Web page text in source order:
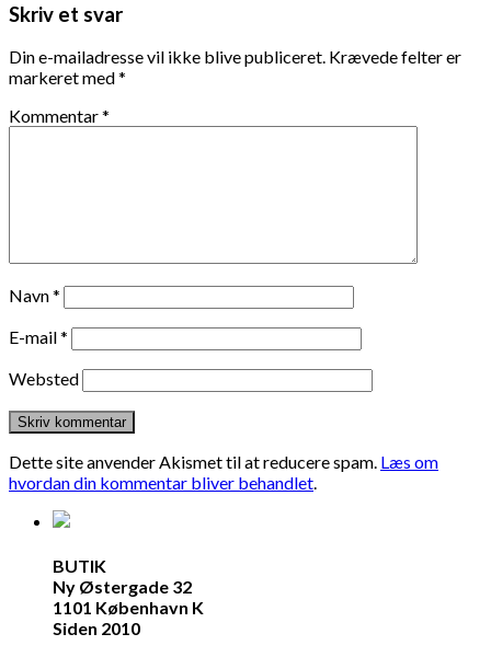
Skriv et svar
Din e-mailadresse vil ikke blive publiceret. Krævede felter er
markeret med*
Kommentar*
Navn*
E-mail*
Websted
Dette site anvender Akismet til at reducere spam. Læs om
hvordan din kommentar bliver behandlet.
BUTIK
Ny Østergade 32
1101 København K
Siden 2010